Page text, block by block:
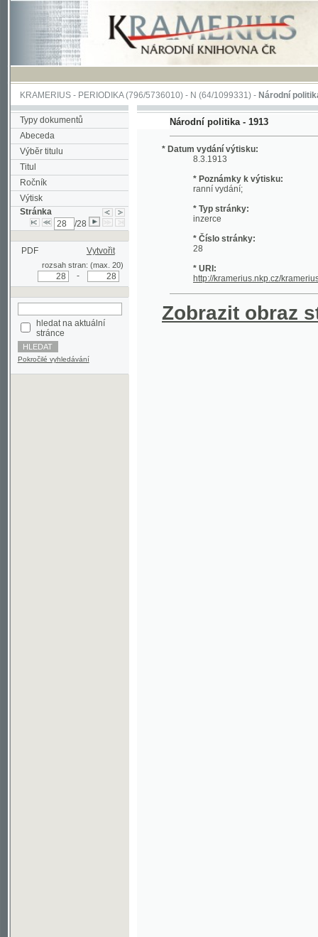
KRAMERIUS-PERIODIKA(796/5736010) -N(64/1099331) -Národní politika(1/
Typy dokumentů
Abeceda
Výběr titulu
Titul
Ročník
Výtisk
Stránka
PDF Vytvořit
rozsah stran: (max. 20)
stránce
Pokročilé vyhledávání
Národní politika - 1913
* Datum vydání výtisku:
8.3.1913
* Poznámky k výtisku:
* Typ stránky:
* Číslo stránky:
* URI:
http://kramerius.nkp.cz/kramerius/
Zobrazit obraz